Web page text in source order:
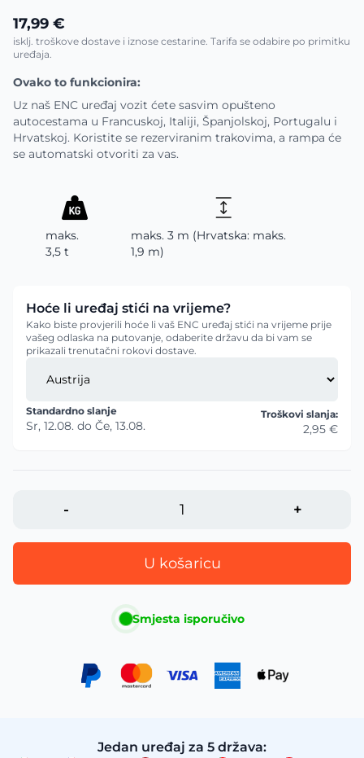
17,99 €
isklj. troškove dostave i iznose cestarine. Tarifa se odabire po primitku
uređaja.
Ovako to funkcionira:
Uz naš ENC uređaj vozit ćete sasvim opušteno
autocestama u Francuskoj, Italiji, Španjolskoj, Portugalu i
Hrvatskoj. Koristite se rezerviranim trakovima, a rampa će
se automatski otvoriti za vas.
maks.
3,5 t
maks. 3 m (Hrvatska: maks.
1,9 m)
Hoće li uređaj stići na vrijeme?
Kako biste provjerili hoće li vaš ENC uređaj stići na vrijeme prije
vašeg odlaska na putovanje, odaberite državu da bi vam se
prikazali trenutačni rokovi dostave.
Standardno slanje
Sr, 12.08. do Če, 13.08.
Troškovi slanja:
2,95 €
- +
U košaricu
Smjesta isporučivo
Jedan uređaj za 5 država: